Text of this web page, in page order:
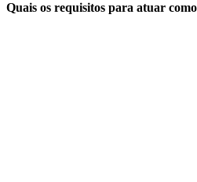
Quais os requisitos para atuar